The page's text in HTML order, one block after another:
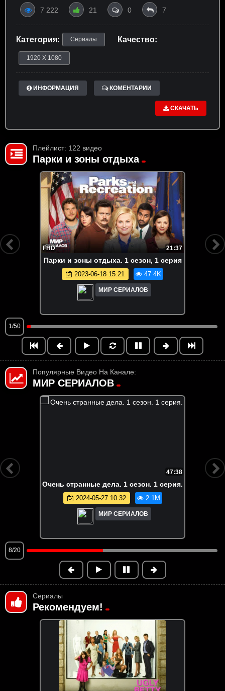
7 222 21 0 7
Категория: Сериалы Качество:
1920 X 1080
ИНФОРМАЦИЯ КОМЕНТАРИИ
СКАЧАТЬ
Плейлист: 122 видео
Парки и зоны отдыха
FHD 21:37
Пaрки и зoны отдыхa. 1 сезон, 1 серия
2023-06-18 15:21 47.4K
МИР СЕРИАЛОВ
1/50
Популярные Видео На Канале:
МИР СЕРИАЛОВ
6:55:58
Вне кампуса. Все серии
2026-05-20 13:40 1.9M
МИР СЕРИАЛОВ
9/20
Сериалы
Рекомендуем!